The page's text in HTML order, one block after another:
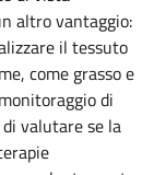
altro vantaggio:
il tessuto
come grasso e
di
valutare se la